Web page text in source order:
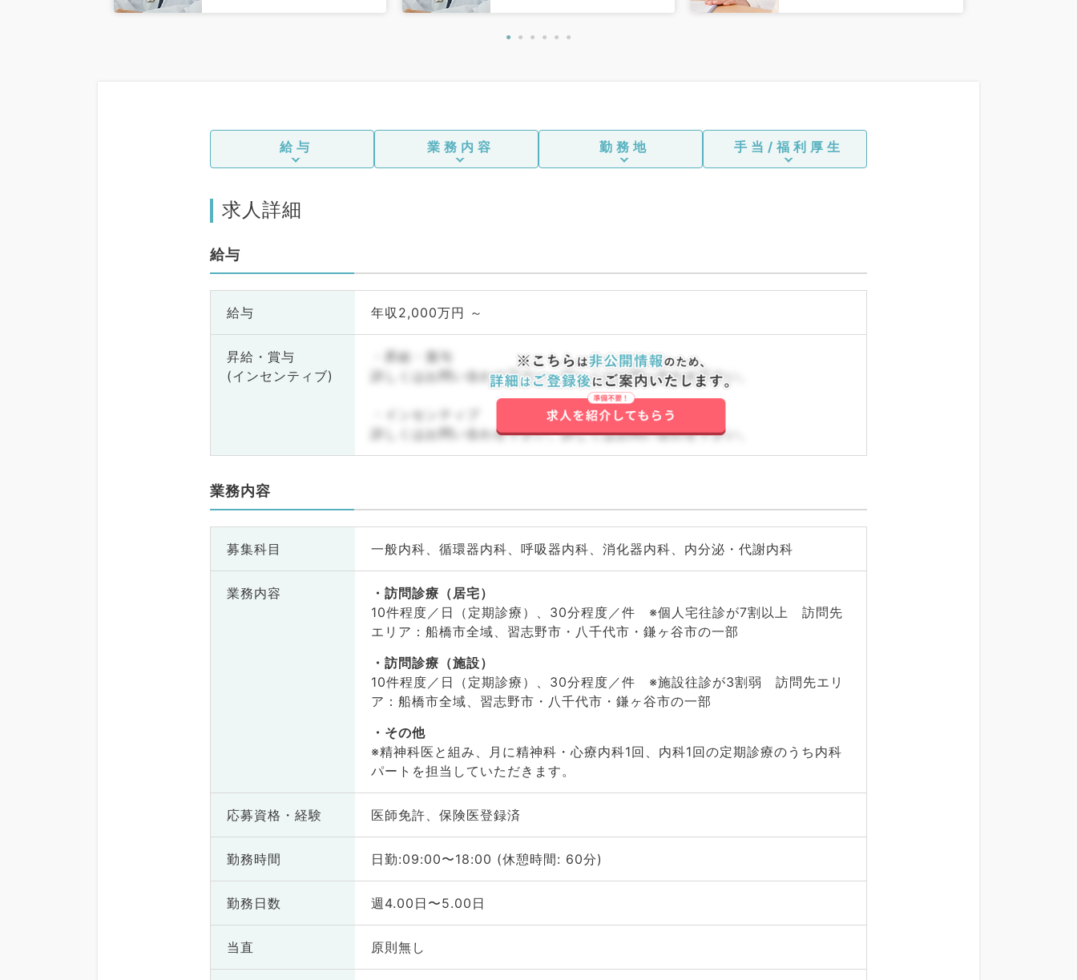
給与 業務内容 勤務地 手当/福利厚生
求人詳細
給与
給与 年収2,000万円 ～
昇給・賞与
(インセンティブ)
・昇給・賞与
詳しくはお問い合わせ下さい。詳しくはお問い合わせ下さい。
・インセンティブ
詳しくはお問い合わせ下さい。詳しくはお問い合わせ下さい。
業務内容
募集科目 一般内科、循環器内科、呼吸器内科、消化器内科、内分泌・代謝内科
業務内容
訪問診療（居宅）
10件程度／日（定期診療）、30分程度／件 ※個人宅往診が7割以上 訪問先
エリア：船橋市全域、習志野市・八千代市・鎌ヶ谷市の一部
訪問診療（施設）
10件程度／日（定期診療）、30分程度／件 ※施設往診が3割弱 訪問先エリ
ア：船橋市全域、習志野市・八千代市・鎌ヶ谷市の一部
その他
※精神科医と組み、月に精神科・心療内科1回、内科1回の定期診療のうち内科
パートを担当していただきます。
応募資格・ 経験 医師免許、保険医登録済
勤務時間 日勤:09:00〜18:00 (休憩時間: 60分)
勤務日数 週4.00日〜5.00日
当直 原則無し